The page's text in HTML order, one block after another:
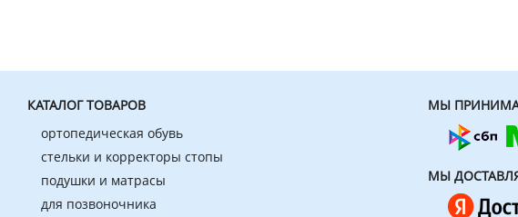
КАТАЛОГ ТОВАРОВ
ортопедическая обувь
стельки и корректоры стопы
подушки и матрасы
для позвоночника
МЫ
МЫ